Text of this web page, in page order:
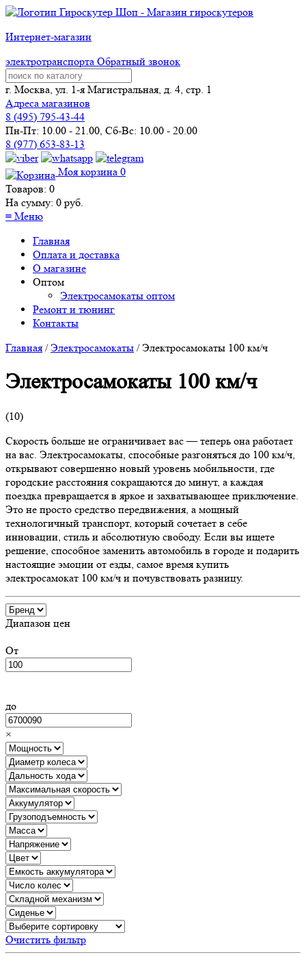
Интернет-магазин
электротранспорта Обратный звонок
г. Москва, ул. 1-я Магистральная, д. 4, стр. 1
Адреса магазинов
8 (495) 795-43-44
Пн-Пт: 10.00 - 21.00, Сб-Вс: 10.00 - 20.00
8 (977) 653-83-13
Моя корзина 0
Товаров: 0
На сумму: 0 руб.
≡ Меню
Главная
Оплата и доставка
О магазине
Оптом
Электросамокаты оптом
Ремонт и тюнинг
Контакты
Главная /Электросамокаты /Электросамокаты 100 км/ч
Электросамокаты 100 км/ч
(10)
Скорость больше не ограничивает вас — теперь она работает
на вас. Электросамокаты, способные разгоняться до 100 км/ч,
открывают совершенно новый уровень мобильности, где
городские расстояния сокращаются до минут, а каждая
поездка превращается в яркое и захватывающее приключение.
Это не просто средство передвижения, а мощный
технологичный транспорт, который сочетает в себе
инновации, стиль и абсолютную свободу. Если вы ищете
решение, способное заменить автомобиль в городе и подарить
настоящие эмоции от езды, самое время купить
электросамокат 100 км/ч и почувствовать разницу.
Диапазон цен
От
до
×
Очистить фильтр